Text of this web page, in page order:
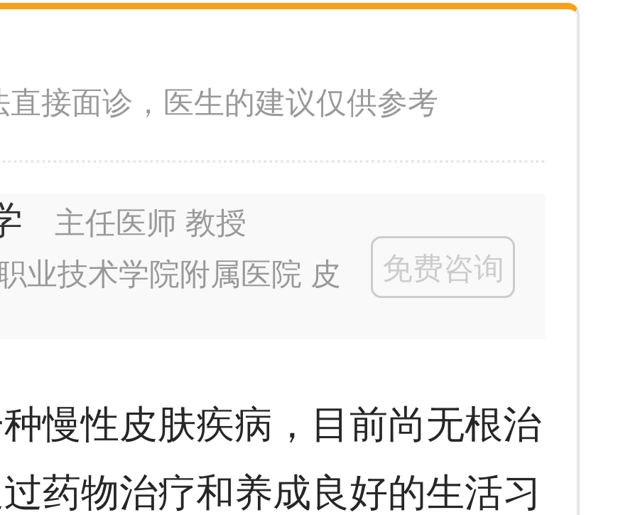
直接面诊，医生的建议仅供参考
主任医师 教授
业技术学院附属医院 皮
免费咨询
慢性皮肤疾病，目前尚无根治
药物治疗和养成良好的生活习